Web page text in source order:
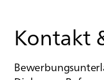
Kontakt